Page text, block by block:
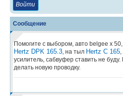
Сообщение
Помогите с выбором, авто belgee x
Hertz DPK 165.3, на тыл Hertz C 165,
усилитель, сабвуфер ставить не
делать новую проводку.